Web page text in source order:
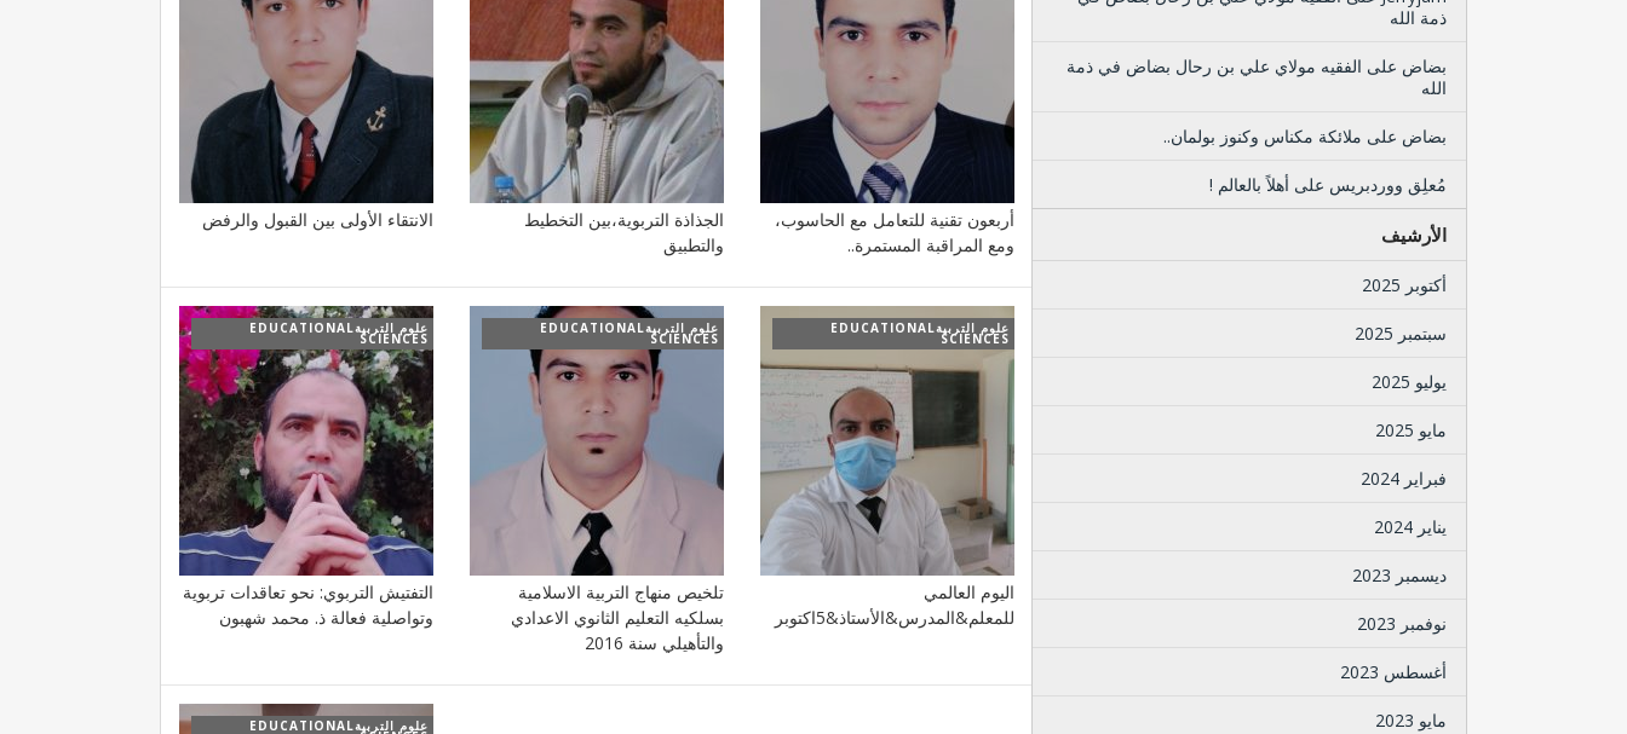
الانتقاء الأولى بين القبول والرفض
الجذاذة التربوية،بين التخطيط
والتطبيق
أربعون تقنية للتعامل مع الحاسوب،
ومع المراقبة المستمرة..
علوم التربيةEDUCATIONAL
SCIENCES
التفتيش التربوي: نحو تعاقدات تربوية
وتواصلية فعالة ذ. محمد شهبون
علوم التربيةEDUCATIONAL
SCIENCES
تلخيص منهاج التربية الاسلامية
بسلكيه التعليم الثانوي الاعدادي
والتأهيلي سنة 2016
علوم التربيةEDUCATIONAL
SCIENCES
اليوم العالمي
للمعلم&المدرس&الأستاذ&5اكتوبر
علوم التربيةEDUCATIONAL
ذمة الله
بضاض على الفقيه مولاي علي بن رحال بضاض في ذمة
الله
بضاض على ملائكة مكناس وكنوز بولمان..
مُعلِق ووردبريس على أهلاً بالعالم !
الأرشيف
أكتوبر 2025
سبتمبر 2025
يوليو 2025
مايو 2025
فبراير 2024
يناير 2024
ديسمبر 2023
نوفمبر 2023
أغسطس 2023
مايو 2023